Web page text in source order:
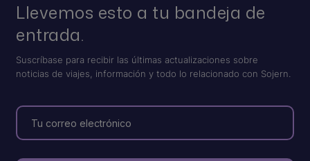
Llevemos esto a tu bandeja de
entrada.
Suscríbase para recibir las últimas actualizaciones sobre
noticias de viajes, información y todo lo relacionado con Sojern.